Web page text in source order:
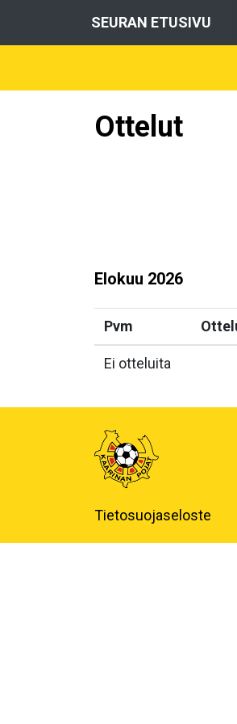
SEURAN ETUSIVU
Ottelut
Elokuu 2026
Pvm
Ei otteluita
Tietosuojaseloste